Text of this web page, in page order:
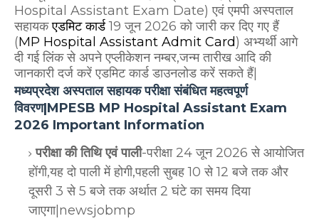
Hospital Assistant Exam Date) एवं एमपी अस्पताल
सहायकएडमिट कार्ड19 जून 2026 को जारी कर दिए गए हैं
(MP Hospital Assistant Admit Card) अभ्यर्थी आगे
दी गई लिंक से अपने एप्लीकेशन नम्बर,जन्म तारीख आदि की
जानकारी दर्ज करें एडमिट कार्ड डाउनलोड करें सकते हैं|
मध्यप्रदेश अस्पताल सहायक परीक्षा संबंधित महत्वपूर्ण
विवरण|MPESB MP Hospital Assistant Exam
2026 Important Information
परीक्षा की तिथि एवं पाली-परीक्षा 24 जून 2026 से आयोजित
होंगी,यह दो पाली में होगी,पहली सुबह 10 से 12 बजे तक और
दूसरी 3 से 5 बजे तक अर्थात 2 घंटे का समय दिया
जाएगा|newsjobmp